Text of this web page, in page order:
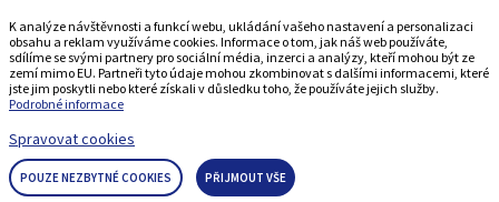
© 2009-2026 HOSTALEK-WERBUNG spol. s.r.o., všechna práva
vyhrazena
Grafický návrhKošnarDesign.cza zpracování
CZECHGROUP.cz
K analýze návštěvnosti a funkcí webu, ukládání vašeho nastavení a personalizaci
obsahu a reklam využíváme cookies. Informace o tom, jak náš web používáte,
sdílíme se svými partnery pro sociální média, inzerci a analýzy, kteří mohou být ze
zemí mimo EU. Partneři tyto údaje mohou zkombinovat s dalšími informacemi, které
jste jim poskytli nebo které získali v důsledku toho, že používáte jejich služby.
Podrobné informace
Spravovat cookies
POUZE NEZBYTNÉ COOKIES PŘIJMOUT VŠE